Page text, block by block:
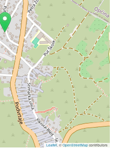
Leaflet, ©OpenStreetMap contributors